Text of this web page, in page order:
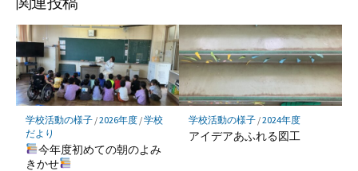
ク
マ
ー
ク
に
保
学校活動の様子/2026年度/学校
だより
今年度初めての朝のよみ
きかせ
学校活動の様子/2024年度
アイデアあふれる図工